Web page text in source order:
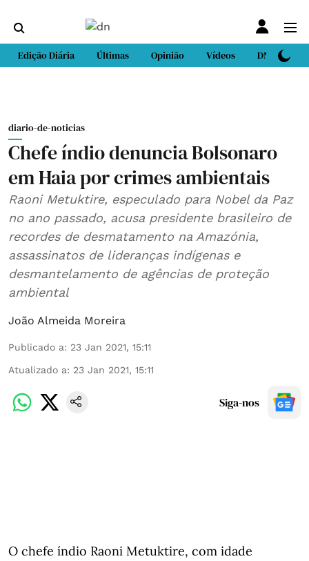
Edição Diária Últimas Opinião Vídeos DN Sport
diario-de-noticias
Chefe índio denuncia Bolsonaro
em Haia por crimes ambientais
Raoni Metuktire, especulado para Nobel da Paz
no ano passado, acusa presidente brasileiro de
recordes de desmatamento na Amazónia,
assassinatos de lideranças indígenas e
desmantelamento de agências de proteção
ambiental
João Almeida Moreira
Publicado a: 23 Jan 2021, 15:11
Atualizado a: 23 Jan 2021, 15:11
Siga-nos
O chefe índio Raoni Metuktire, com idade